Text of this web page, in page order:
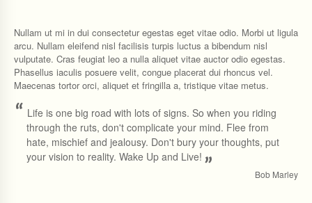
Nullam ut mi in dui consectetur egestas eget vitae odio. Morbi ut ligula
arcu. Nullam eleifend nisl facilisis turpis luctus a bibendum nisl
vulputate. Cras feugiat leo a nulla aliquet vitae auctor odio egestas.
Phasellus iaculis posuere velit, congue placerat dui rhoncus vel.
Maecenas tortor orci, aliquet et fringilla a, tristique vitae metus.
“ Life is one big road with lots of signs. So when you riding
through the ruts, don't complicate your mind. Flee from
hate, mischief and jealousy. Don't bury your thoughts, put
your vision to reality. Wake Up and Live! ” Bob Marley